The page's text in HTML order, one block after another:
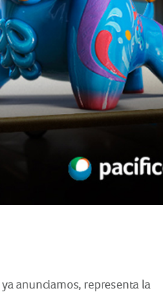
anunciamos, representa la